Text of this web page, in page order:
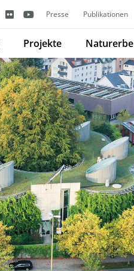
Presse Publikationen
Projekte Naturerbe